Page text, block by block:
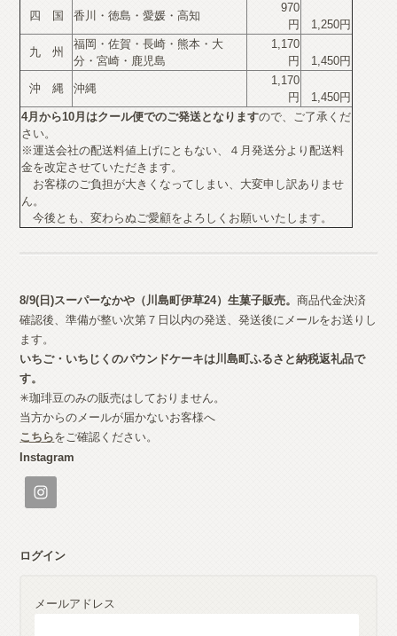
四 国 香川・徳島・愛媛・高知
970
円
1,250円
九 州
福岡・佐賀・長崎・熊本・大
分・宮崎・鹿児島
1,170
円
1,450円
沖 縄 沖縄
1,170
円
1,450円
4月から10月はクール便でのご発送となりますので、ご了承くだ
さい。
※運送会社の配送料値上げにともない、４月発送分より配送料
金を改定させていただきます。
お客様のご負担が大きくなってしまい、大変申し訳ありませ
ん。
今後とも、変わらぬご愛顧をよろしくお願いいたします。
8/9(日)スーパーなかや（川島町伊草24）生菓子販売。商品代金決済
確認後、準備が整い次第７日以内の発送、発送後にメールをお送りし
ます。
いちご・いちじくのパウンドケーキは川島町ふるさと納税返礼品で
す。
✳︎珈琲豆のみの販売はしておりません。
当方からのメールが届かないお客様へ
こちらをご確認ください。
Instagram
ログイン
メールアドレス